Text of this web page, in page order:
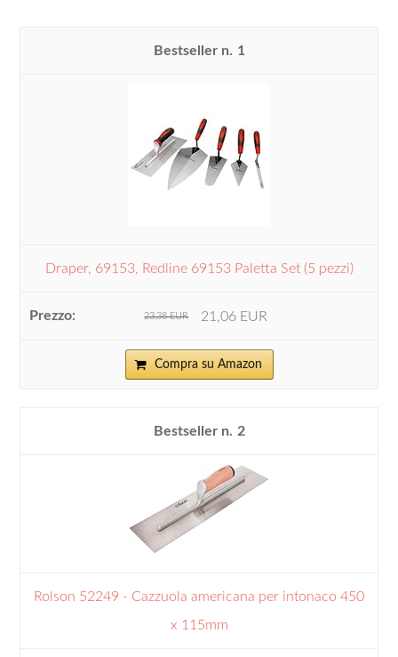
1
Draper, 69153, Redline 69153 Paletta Set (5 pezzi)
23,38 EUR 21,06 EUR
Compra su Amazon
2
Rolson 52249 - Cazzuola americana per intonaco 450
x 115mm